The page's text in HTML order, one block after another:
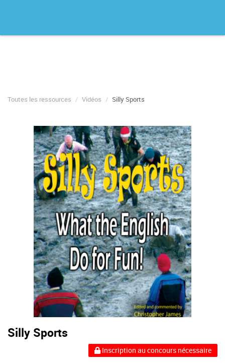
Toutes les ressources Vidéos Silly Sports
Silly Sports
Inscription au concours nécessaire